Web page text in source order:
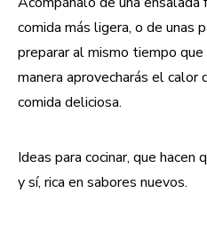
comida más ligera, o de unas
preparar al mismo tiempo
manera aprovecharás el
comida deliciosa.
Ideas para cocinar, que hacen
y sí, rica en sabores nuevos.